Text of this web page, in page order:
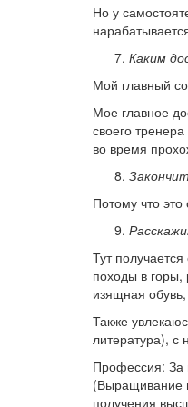
Но у
Каким
Мой главный
Мое главное
своего
во время
Потому что
Тут
походы в горы,
изящная
Также
литература), с
Профессия: За
(Выращивание
получения